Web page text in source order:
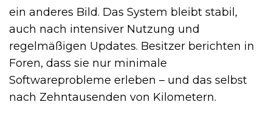
ein anderes Bild. Das System bleibt stabil,
auch nach intensiver Nutzung und
regelmäßigen Updates. Besitzer berichten in
Foren, dass sie nur minimale
Softwareprobleme erleben – und das selbst
nach Zehntausenden von Kilometern.